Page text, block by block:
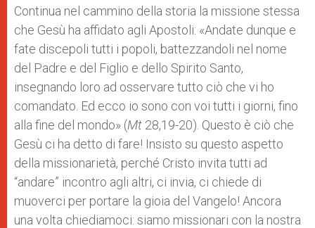
Continua nel cammino della storia la missione stessa
che Gesù ha affidato agli Apostoli: «Andate dunque e
fate discepoli tutti i popoli, battezzandoli nel nome
del Padre e del Figlio e dello Spirito Santo,
insegnando loro ad osservare tutto ciò che vi ho
comandato. Ed ecco io sono con voi tutti i giorni, fino
alla fine del mondo» (Mt 28,19-20). Questo è ciò che
Gesù ci ha detto di fare! Insisto su questo aspetto
della missionarietà, perché Cristo invita tutti ad
“andare” incontro agli altri, ci invia, ci chiede di
muoverci per portare la gioia del Vangelo! Ancora
una volta chiediamoci: siamo missionari con la nostra